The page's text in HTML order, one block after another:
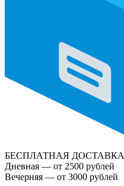
БЕСПЛАТНАЯ ДОСТАВКА
Дневная — от 2500 рублей
Вечерняя — от 3000 рублей